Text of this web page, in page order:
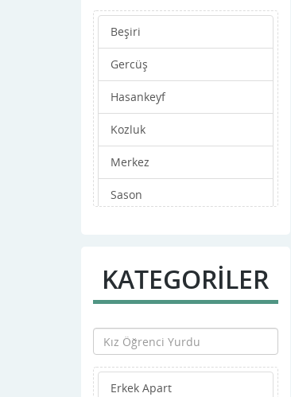
Beşiri
Gercüş
Hasankeyf
Kozluk
Merkez
Sason
KATEGORİLER
Erkek Apart